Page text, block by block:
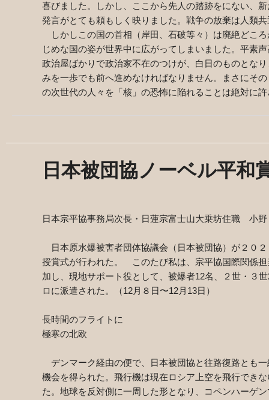
喜びました。しかし、ここから先人の踏跡をにない、
発言がとても頼もしく映りました。戦争の放棄は人
しかしこの国の首相（岸田、石破等々）は廃絶どこ
じめな国の姿が世界中に広がってしまいました。平素
政治屋ばかりで政治家不在のつけが、白日のものとな
みを一歩でも前へ進めなければなりません。まさにそ
の次世代の人々を「核」の恐怖に陥れることは絶対に
日本被団協ノーベル平
日本宗平協事務局次長・日蓮宗富士山大乗坊住職 小野
日本原水爆被害者団体協議会（日本被団協）が２０
授賞式が行われた。 このたび私は、宗平協国際関係
加し、現地サポート役として、被爆者12名、２世・３世
ロに派遣された。（12月８日〜12月 13日）
長時間のフライトに
極寒の北欧
デンマーク経由の便で、日本被団協と往路復路とも
機会を得られた。飛行機は現在ロシア上空を飛行でき
た。地球を反対側に一周した形となり、コペンハーゲ